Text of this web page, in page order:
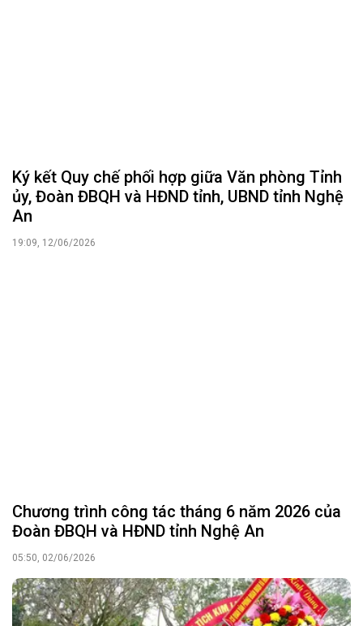
Ký kết Quy chế phối hợp giữa Văn phòng Tỉnh
ủy, Đoàn ĐBQH và HĐND tỉnh, UBND tỉnh Nghệ
An
19:09, 12/06/2026
Chương trình công tác tháng 6 năm 2026 của
Đoàn ĐBQH và HĐND tỉnh Nghệ An
05:50, 02/06/2026